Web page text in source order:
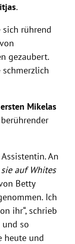
.
rührend
gezaubert.
Mikelas
An
auf Whites
Betty
Ich
ihr“, schrieb
und so
heute und